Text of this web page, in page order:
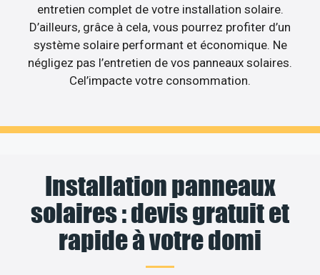
entretien complet de votre installation solaire.
D’ailleurs, grâce à cela, vous pourrez profiter d’un
système solaire performant et économique. Ne
négligez pas l’entretien de vos panneaux solaires.
Cel’impacte votre consommation.
Installation panneaux
solaires : devis gratuit et
rapide à votre domi